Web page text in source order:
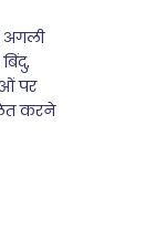
पर
करने